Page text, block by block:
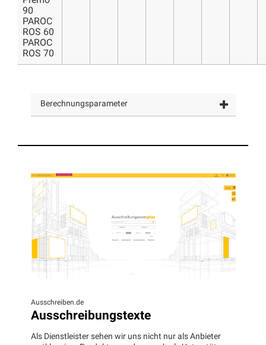
90
PAROC
ROS 60
PAROC
ROS 70
Berechnungsparameter
Ausschreiben.de
Ausschreibungstexte
Als Dienstleister sehen wir uns nicht nur als Anbieter